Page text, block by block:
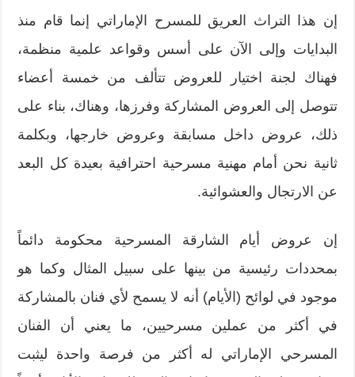
إن هذا التراث العريق للمسرح الإماراتي إنما قام منذ
البدايات وإلى الآن على أسس وقواعد علمية منظمة،
فهناك لجنة اختيار للعروض تتألف من خمسة أعضاء
تتوصل إلى العروض المشاركة وفرزها، وهناك، بناء على
ذلك، عروض داخل مسابقة وعروض خارجها، وبكلمة
ثانية نحن أمام مهنية مسرحية احترافية بعيدة كل البعد
عن الارتجال والعشوائية.
إن عروض أيام الشارقة المسرحية محكومة دائماً
بمحددات رئيسية من بينها على سبيل المثال وكما هو
موجود في لوائح (الأيام) أنه لا يسمح لأي فنان بالمشاركة
في أكثر من عملين مسرحيين، ما يعني أن الفنان
المسرحي الإماراتي له أكثر من فرصة واحدة ليثبت